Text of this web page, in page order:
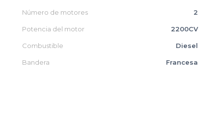
Número de motores 2
Potencia del motor 2200CV
Combustible Diesel
Bandera Francesa